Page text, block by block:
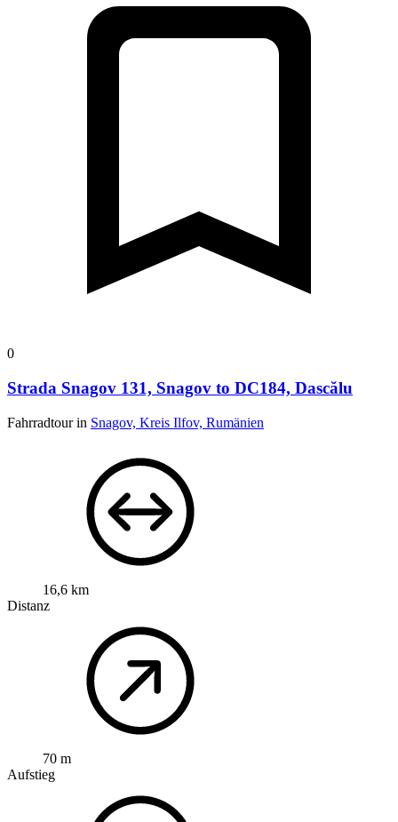
0
Strada Snagov 131, Snagov to DC184, Dascălu
Fahrradtour in Snagov, Kreis Ilfov, Rumänien
16,6 km
Distanz
70 m
Aufstieg